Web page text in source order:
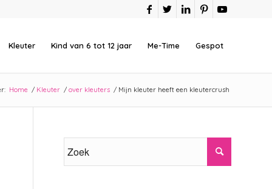
Kleuter Kind van 6 tot 12 jaar Me-Time Gespot
Home / Kleuter / over kleuters / Mijn kleuter heeft een kleutercrush